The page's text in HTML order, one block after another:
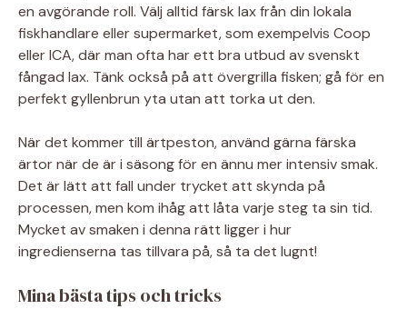
en avgörande roll. Välj alltid färsk lax från din lokala
fiskhandlare eller supermarket, som exempelvis Coop
eller ICA, där man ofta har ett bra utbud av svenskt
fångad lax. Tänk också på att övergrilla fisken; gå för en
perfekt gyllenbrun yta utan att torka ut den.
När det kommer till ärtpeston, använd gärna färska
ärtor när de är i säsong för en ännu mer intensiv smak.
Det är lätt att fall under trycket att skynda på
processen, men kom ihåg att låta varje steg ta sin tid.
Mycket av smaken i denna rätt ligger i hur
ingredienserna tas tillvara på, så ta det lugnt!
Mina bästa tips och tricks